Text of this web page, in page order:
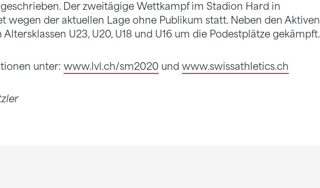
Der zweitägige Wettkampf im Stadion Hard in
wegen der aktuellen Lage ohne Publikum statt. Neben den Aktiven
U23, U20, U18 und U16 um die Podestplätze gekämpft.
unter: www.lvl.ch/sm2020 und www.swissathletics.ch